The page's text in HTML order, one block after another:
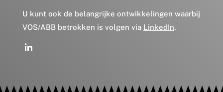
U kunt ook de belangrijke ontwikkelingen waarbij
VOS/ABB betrokken is volgen via LinkedIn.